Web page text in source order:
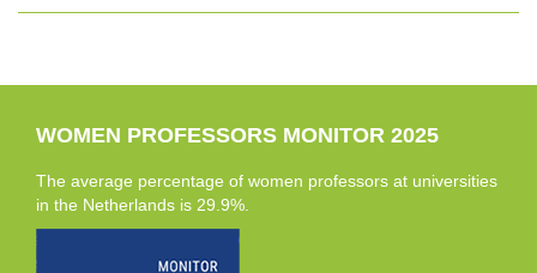
WOMEN PROFESSORS MONITOR 2025
The average percentage of women professors at universities
in the Netherlands is 29.9%.